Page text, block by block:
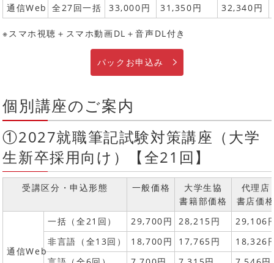
通信Web 全27回一括 33,000円 31,350円 32,340円
※スマホ視聴＋スマホ動画DL＋音声DL付き
パックお申込み
個別講座のご案内
①2027就職筆記試験対策講座（大学
生新卒採用向け）【全21回】
受講区分・申込形態 一般価格
大学生協
書籍部価格
代理店
書店価
通信Web
一括（全21回） 29,700円 28,215円
29,106
非言語（全13回）
18,700円 17,765円
18,326